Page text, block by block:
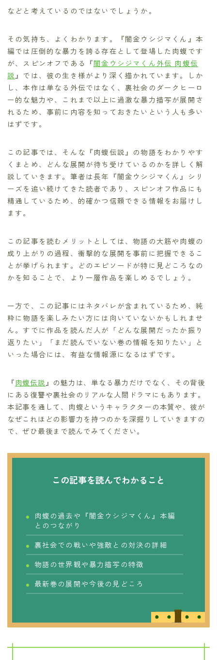
などと考えているのではないでしょうか。
その気持ち、よくわかります。『闇金ウシジマくん』本
編では圧倒的な暴力を誇る存在として登場した肉蝮です
が、スピンオフである『闇金ウシジマくん外伝 肉蝮伝
説』では、彼の生き様がより深く描かれています。しか
し、本作は単なる外伝ではなく、裏社会のダークヒーロ
ー的な魅力や、これまで以上に過激な暴力描写が展開さ
れるため、事前に内容を知っておきたいという人も多い
はずです。
この記事では、そんな『肉蝮伝説』の物語をわかりやす
くまとめ、どんな展開が待ち受けているのかを詳しく解
説していきます。筆者は長年『闇金ウシジマくん』シリ
ーズを追い続けてきた読者であり、スピンオフ作品にも
精通しているため、的確かつ信頼できる情報をお届けし
ます。
この記事を読むメリットとしては、物語の大筋や肉蝮の
成り上がりの過程、衝撃的な展開を事前に把握できるこ
とが挙げられます。どのエピソードが特に見どころなの
かを知ることで、より一層作品を楽しめるでしょう。
一方で、この記事にはネタバレが含まれているため、純
粋に物語を楽しみたい方には向いていないかもしれませ
ん。すでに作品を読んだ人が「どんな展開だったか振り
返りたい」「まだ読んでいない巻の情報を知りたい」と
いった場合には、有益な情報源になるはずです。
『肉蝮伝説』の魅力は、単なる暴力だけでなく、その背後
にある復讐や裏社会のリアルな人間ドラマにもあります。
本記事を通して、肉蝮というキャラクターの本質や、彼が
なぜこれほどの影響力を持つのかを深掘りしていきますの
で、ぜひ最後まで読んでみてください。
この記事を読んでわかること
肉蝮の過去や『闇金ウシジマくん』本編
とのつながり
裏社会での戦いや強敵との対決の詳細
物語の世界観や暴力描写の特徴
最新巻の展開や今後の見どころ